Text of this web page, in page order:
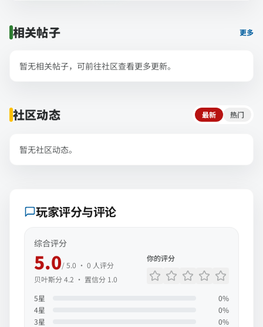
相关帖子 更多
暂无相关帖子，可前往社区查看更多更新。
社区动态 最新 热门
暂无社区动态。
玩家评分与评论
综合评分
5.0/ 5.0 · 0 人评分
贝叶斯分4.2 · 置信分 1.0
你的评分
5星 0%
4星 0%
3星 0%